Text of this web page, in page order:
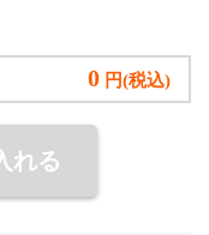
0 円(税込)
れる